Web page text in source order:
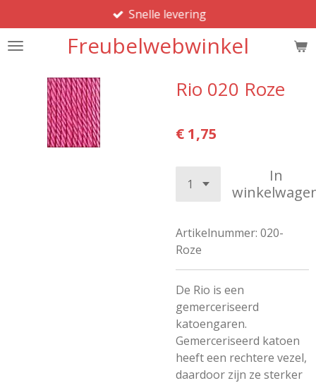
direct
naar
hoofdinhoud
Freubelwebwinkel
Snelle levering
Rio 020 Roze
€ 1,75
In
Artikelnummer: 020-
Roze
De Rio is een
gemerceriseerd
katoengaren.
Gemerceriseerd katoen
heeft een rechtere vezel,
daardoor zijn ze sterker